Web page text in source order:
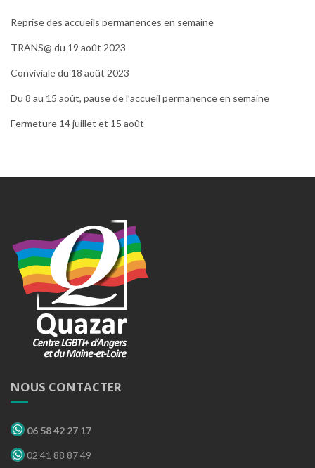
Reprise des accueils permanences en semaine
TRANS@ du 19 août 2023
Conviviale du 18 août 2023
Du 8 au 15 août, pause de l’accueil permanence en semaine
Fermeture 14 juillet et 15 août
NOUS CONTACTER
06 58 42 27 17
02 41 88 87 49